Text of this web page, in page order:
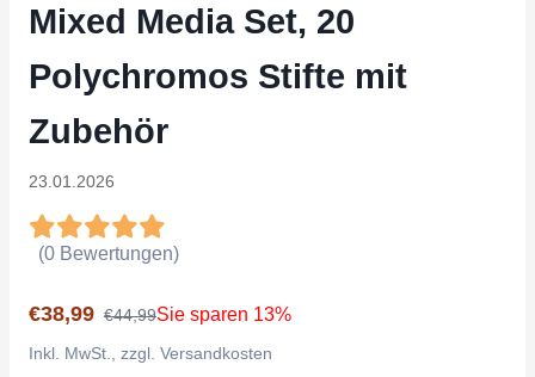
Mixed Media Set, 20
Polychromos Stifte mit
Zubehör
23.01.2026
(0 Bewertungen)
€38,99 €44,99Sie sparen 13%
Inkl. MwSt., zzgl. Versandkosten